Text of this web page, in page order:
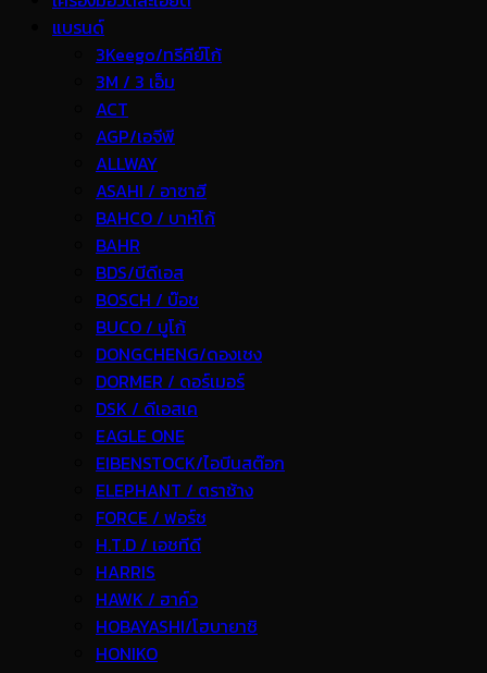
แบรนด์
3Keego/ทรีคีย์โก้
3M / 3 เอ็ม
ACT
AGP/เอจีพี
ALLWAY
ASAHI / อาซาฮี
BAHCO / บาห์โก้
BAHR
BDS/บีดีเอส
BOSCH / บ๊อช
BUCO / บูโก้
DONGCHENG/ดองเชง
DORMER / ดอร์เมอร์
DSK / ดีเอสเค
EAGLE ONE
EIBENSTOCK/ไอบีนสต๊อก
ELEPHANT / ตราช้าง
FORCE / ฟอร์ช
H.T.D / เอชทีดี
HARRIS
HAWK / ฮาค์ว
HOBAYASHI/โฮบายาชิ
HONIKO